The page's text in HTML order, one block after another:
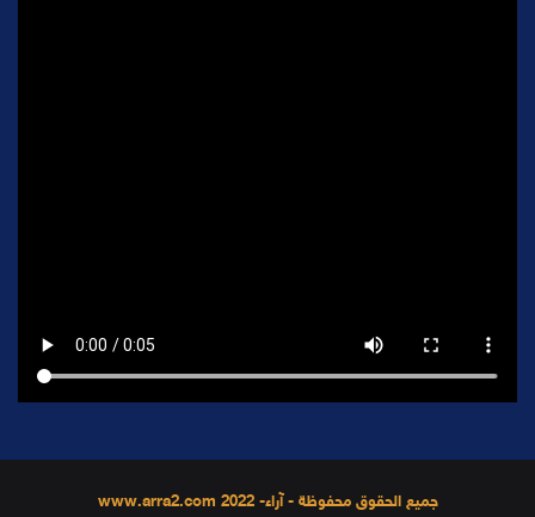
جميع الحقوق محفوظة - آراء- 2022 www.arra2.com